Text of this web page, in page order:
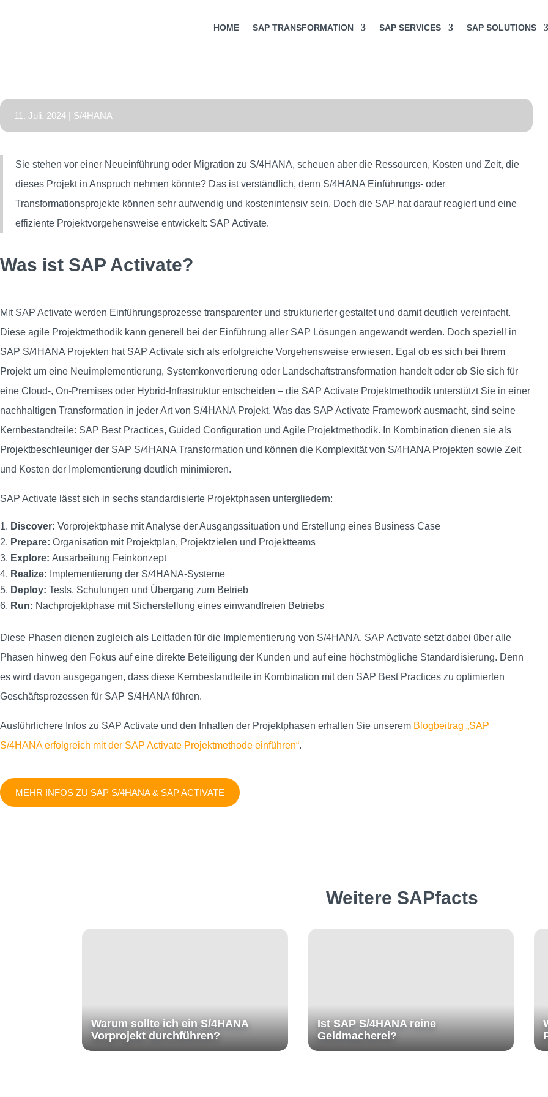
HOME SAP TRANSFORMATION SAP SERVICES SAP SOLUTIONS
11. Juli. 2024| S/4HANA
Sie stehen vor einer Neueinführung oder Migration zu S/4HANA, scheuen aber die Ressourcen, Kosten und Zeit, die
dieses Projekt in Anspruch nehmen könnte? Das ist verständlich, denn S/4HANA Einführungs- oder
Transformationsprojekte können sehr aufwendig und kostenintensiv sein. Doch die SAP hat darauf reagiert und eine
effiziente Projektvorgehensweise entwickelt: SAP Activate.
Was ist SAP Activate?
Mit SAP Activate werden Einführungsprozesse transparenter und strukturierter gestaltet und damit deutlich vereinfacht.
Diese agile Projektmethodik kann generell bei der Einführung aller SAP Lösungen angewandt werden. Doch speziell in
SAP S/4HANA Projekten hat SAP Activate sich als erfolgreiche Vorgehensweise erwiesen. Egal ob es sich bei Ihrem
Projekt um eine Neuimplementierung, Systemkonvertierung oder Landschaftstransformation handelt oder ob Sie sich für
eine Cloud-, On-Premises oder Hybrid-Infrastruktur entscheiden – die SAP Activate Projektmethodik unterstützt Sie in einer
nachhaltigen Transformation in jeder Art von S/4HANA Projekt. Was das SAP Activate Framework ausmacht, sind seine
Kernbestandteile: SAP Best Practices, Guided Configuration und Agile Projektmethodik. In Kombination dienen sie als
Projektbeschleuniger der SAP S/4HANA Transformation und können die Komplexität von S/4HANA Projekten sowie Zeit
und Kosten der Implementierung deutlich minimieren.
SAP Activate lässt sich in sechs standardisierte Projektphasen untergliedern:
Discover: Vorprojektphase mit Analyse der Ausgangssituation und Erstellung eines Business Case
Prepare: Organisation mit Projektplan, Projektzielen und Projektteams
Explore: Ausarbeitung Feinkonzept
Realize: Implementierung der S/4HANA-Systeme
Deploy: Tests, Schulungen und Übergang zum Betrieb
Run: Nachprojektphase mit Sicherstellung eines einwandfreien Betriebs
Diese Phasen dienen zugleich als Leitfaden für die Implementierung von S/4HANA. SAP Activate setzt dabei über alle
Phasen hinweg den Fokus auf eine direkte Beteiligung der Kunden und auf eine höchstmögliche Standardisierung. Denn
es wird davon ausgegangen, dass diese Kernbestandteile in Kombination mit den SAP Best Practices zu optimierten
Geschäftsprozessen für SAP S/4HANA führen.
Ausführlichere Infos zu SAP Activate und den Inhalten der Projektphasen erhalten Sie unserem Blogbeitrag „SAP
S/4HANA erfolgreich mit der SAP Activate Projektmethode einführen“.
MEHR INFOS ZU SAP S/4HANA & SAP ACTIVATE
Weitere SAPfacts
Warum sollte ich ein S/4HANA
Vorprojekt durchführen?
Ist SAP S/4HANA reine
Geldmacherei?